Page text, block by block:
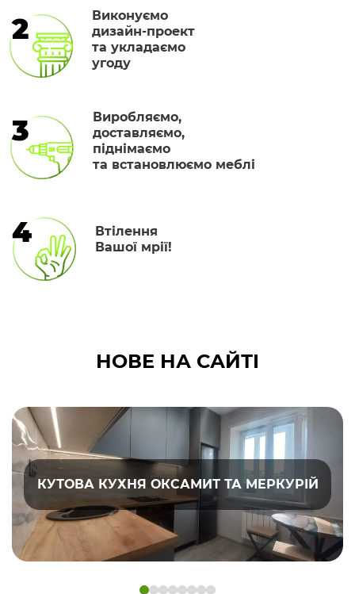
2
Виконуємо
дизайн-проект
та укладаємо
угоду
3
Виробляємо,
доставляємо,
піднімаємо
та встановлюємо меблі
4
Втілення
Вашої мрії!
НОВЕ НА САЙТІ
КУТОВА КУХНЯ ОКСАМИТ ТА МЕРКУРІЙ